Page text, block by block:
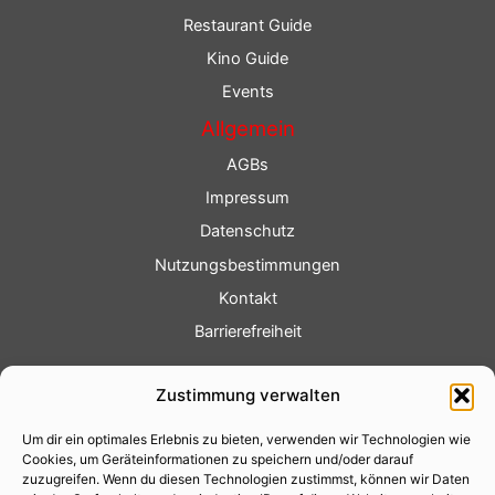
Zustimmung verwalten
Um dir ein optimales Erlebnis zu bieten, verwenden wir Technologien wie
Cookies, um Geräteinformationen zu speichern und/oder darauf
zuzugreifen. Wenn du diesen Technologien zustimmst, können wir Daten
Restaurant Guide
Kino Guide
Events
Allgemein
AGBs
Impressum
Datenschutz
Nutzungsbestimmungen
Kontakt
Barrierefreiheit
Fotoservice
Videoservice
Werbung